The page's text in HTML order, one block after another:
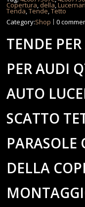
Copertura, della,
Tenda,Tende,Tetto
Category:Shop 0
TENDE
PER AUDI
AUTO
SCATTO
DELLA